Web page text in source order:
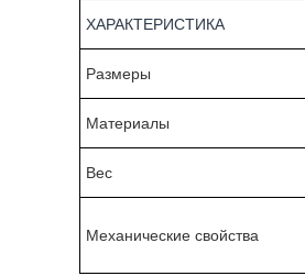
ХАРАКТЕРИСТИКА
Размеры
Материалы
Вес
Механические свойства